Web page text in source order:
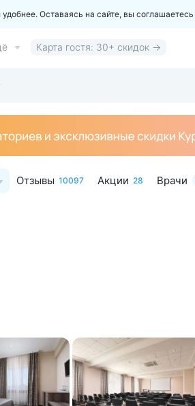
Оставаясь на сайте, вы соглашаетесь
Карта гостя: 30+ скидок →
Отзывы 10097 Акции 28 Врачи